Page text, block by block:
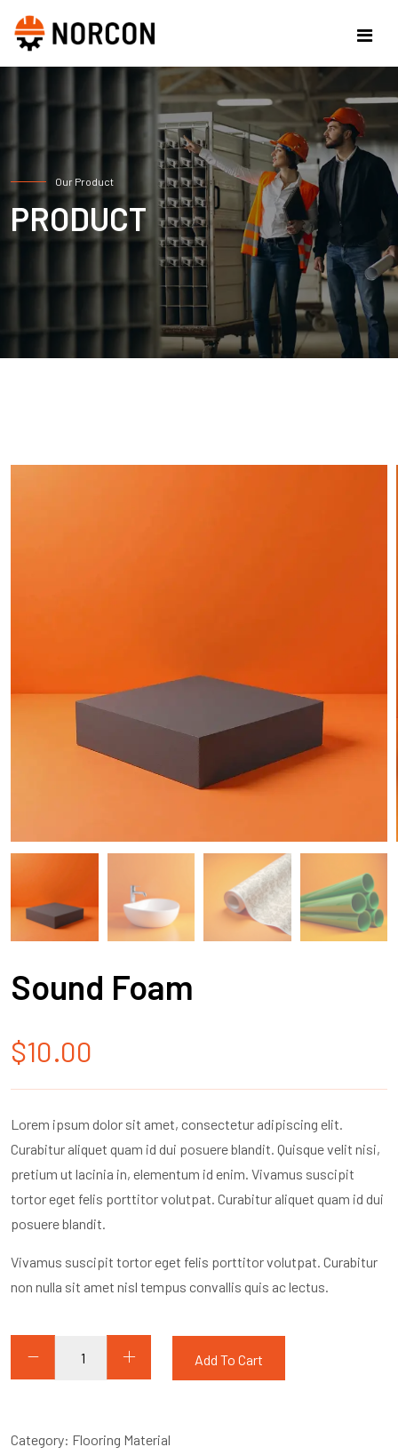
Our Product
PRODUCT
Sound Foam
$10.00
Lorem ipsum dolor sit amet, consectetur adipiscing elit.
Curabitur aliquet quam id dui posuere blandit. Quisque velit nisi,
pretium ut lacinia in, elementum id enim. Vivamus suscipit
tortor eget felis porttitor volutpat. Curabitur aliquet quam id dui
posuere blandit.
Vivamus suscipit tortor eget felis porttitor volutpat. Curabitur
non nulla sit amet nisl tempus convallis quis ac lectus.
Add To Cart
Category: Flooring Material